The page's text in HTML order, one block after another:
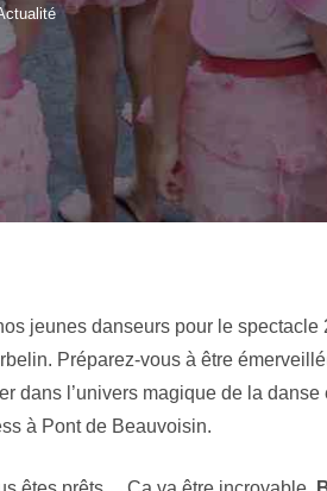
jeunes danseurs pour le spectacle
Préparez-vous à être
dans l’univers magique de la danse
à Pont de Beauvoisin.